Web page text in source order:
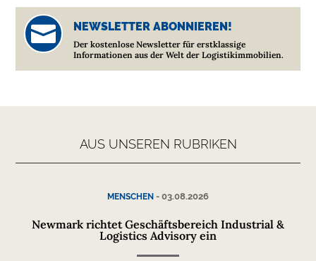
 NEWSLETTER ABONNIEREN!
Der kostenlose Newsletter für erstklassige
Informationen aus der Welt der Logistikimmobilien.
AUS UNSEREN RUBRIKEN
MENSCHEN - 03.08.2026
Newmark richtet Geschäftsbereich Industrial &
Logistics Advisory ein